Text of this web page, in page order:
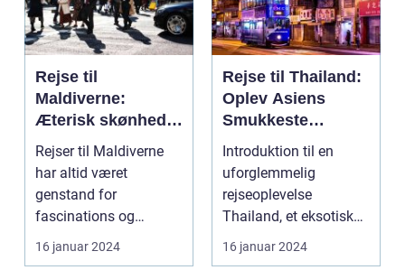
Rejse til
Maldiverne:
Æterisk skønhed
og eventyrlystens
paradis
Rejser til Maldiverne
har altid været
genstand for
fascinations og
beundring. Med sin
betagende natu...
16 januar 2024
Rejse til Thailand:
Oplev Asiens
Smukkeste
Rejsemål
Introduktion til en
uforglemmelig
rejseoplevelse
Thailand, et eksotisk
land med sine smukke
strande...
16 januar 2024